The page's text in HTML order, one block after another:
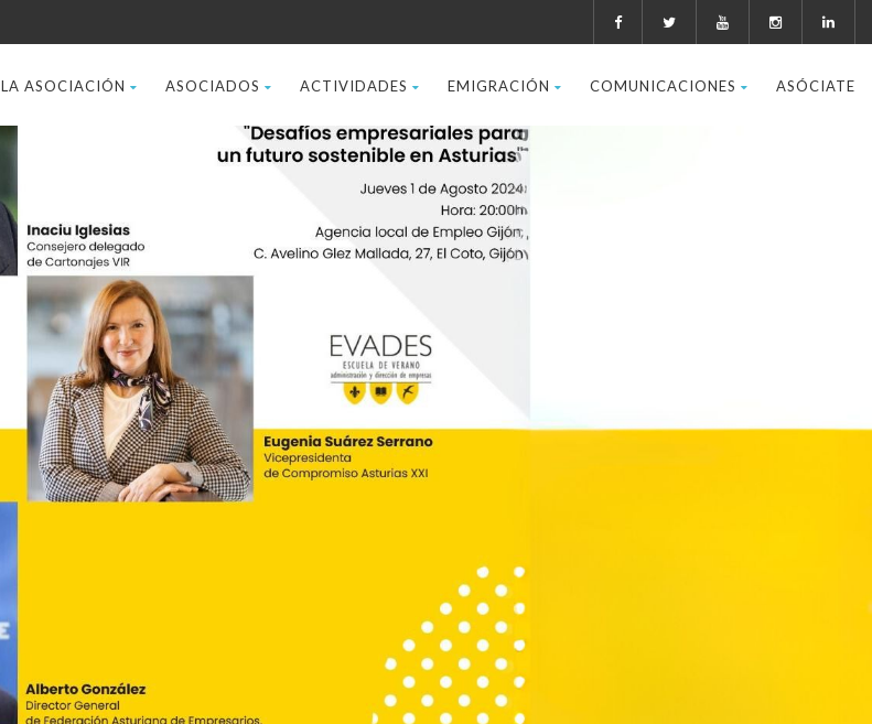
LA ASOCIACIÓN ASOCIADOS ACTIVIDADES EMIGRACIÓN COMUNICACIONES ASÓCIATE